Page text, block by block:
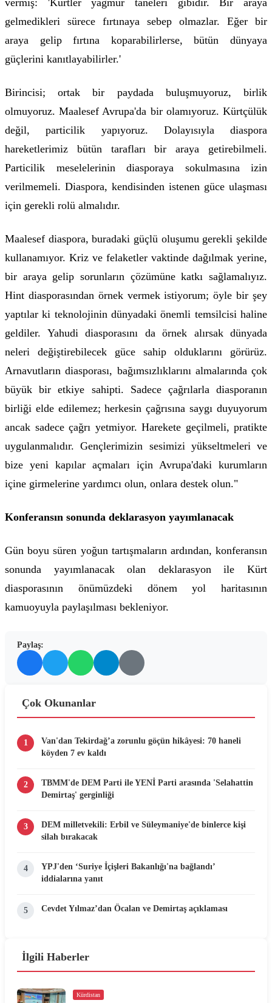
vermiş: 'Kürtler yağmur taneleri gibidir. Bir araya
gelmedikleri sürece fırtınaya sebep olmazlar. Eğer bir
araya gelip fırtına koparabilirlerse, bütün dünyaya
güçlerini kanıtlayabilirler.'
Birincisi; ortak bir paydada buluşmuyoruz, birlik
olmuyoruz. Maalesef Avrupa'da bir olamıyoruz. Kürtçülük
değil, particilik yapıyoruz. Dolayısıyla diaspora
hareketlerimiz bütün tarafları bir araya getirebilmeli.
Particilik meselelerinin diasporaya sokulmasına izin
verilmemeli. Diaspora, kendisinden istenen güce ulaşması
için gerekli rolü almalıdır.
Maalesef diaspora, buradaki güçlü oluşumu gerekli şekilde
kullanamıyor. Kriz ve felaketler vaktinde dağılmak yerine,
bir araya gelip sorunların çözümüne katkı sağlamalıyız.
Hint diasporasından örnek vermek istiyorum; öyle bir şey
yaptılar ki teknolojinin dünyadaki önemli temsilcisi haline
geldiler. Yahudi diasporasını da örnek alırsak dünyada
neleri değiştirebilecek güce sahip olduklarını görürüz.
Arnavutların diasporası, bağımsızlıklarını almalarında çok
büyük bir etkiye sahipti. Sadece çağrılarla diasporanın
birliği elde edilemez; herkesin çağrısına saygı duyuyorum
ancak sadece çağrı yetmiyor. Harekete geçilmeli, pratikte
uygulanmalıdır. Gençlerimizin sesimizi yükseltmeleri ve
bize yeni kapılar açmaları için Avrupa'daki kurumların
içine girmelerine yardımcı olun, onlara destek olun."
Konferansın sonunda deklarasyon yayımlanacak
Gün boyu süren yoğun tartışmaların ardından, konferansın
sonunda yayımlanacak olan deklarasyon ile Kürt
diasporasının önümüzdeki dönem yol haritasının
kamuoyuyla paylaşılması bekleniyor.
Paylaş:
Çok Okunanlar
1
Van'dan Tekirdağ’a zorunlu göçün hikâyesi: 70 haneli
köyden 7 ev kaldı
2
TBMM'de DEM Parti ile YENİ Parti arasında 'Selahattin
Demirtaş' gerginliği
3
DEM milletvekili: Erbil ve Süleymaniye'de binlerce kişi
silah bırakacak
4
YPJ'den ‘Suriye İçişleri Bakanlığı'na bağlandı’
iddialarına yanıt
5 Cevdet Yılmaz’dan Öcalan ve Demirtaş açıklaması
İlgili Haberler
Kürdistan